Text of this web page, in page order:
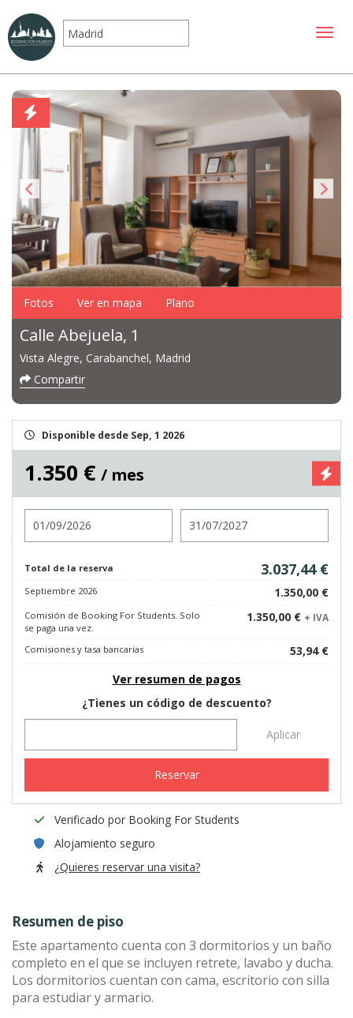
Fotos Ver en mapa Plano
Calle Abejuela, 1
Vista Alegre, Carabanchel, Madrid
Compartir
Disponible desde Sep, 1 2026
1.350 € / mes
Total de la reserva 3.037,44 €
Septiembre 2026 1.350,00 €
Comisión de Booking For Students. Solo
se paga una vez.
1.350,00 € + IVA
Comisiones y tasa bancarias
53,94 €
Ver resumen de pagos
¿Tienes un código de descuento?
Aplicar
Reservar
Verificado por Booking For Students
Alojamiento seguro
¿Quieres reservar una visita?
Resumen de piso
Este apartamento cuenta con 3 dormitorios y un baño
completo en el que se incluyen retrete, lavabo y ducha.
Los dormitorios cuentan con cama, escritorio con silla
para estudiar y armario.